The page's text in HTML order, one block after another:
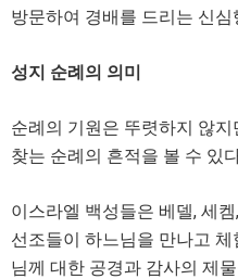
방문하여 경배를 드리는 신심
성지 순례의 의미
순례의 기원은 뚜렷하지 않
찾는 순례의 흔적을 볼 수 있
이스라엘 백성들은 베델, 세
선조들이 하느님을 만나고
님께 대한 공경과 감사의 제